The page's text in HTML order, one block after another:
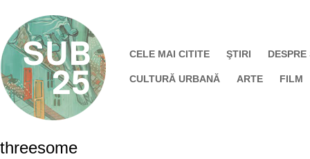
CELE MAI CITITE ŞTIRI DESPRE
CULTURĂ URBANĂ ARTE FILM
threesome